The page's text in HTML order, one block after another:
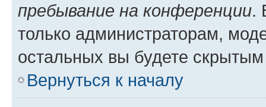
пребывание на конференции.
только администраторам,
остальных вы будете
Вернуться к началу